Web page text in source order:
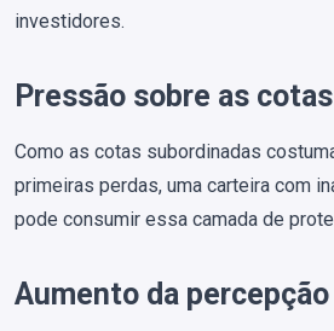
investidores.
Pressão sobre as
Como as cotas subordinadas
primeiras perdas, uma carteira com
pode consumir essa camada de
Aumento da